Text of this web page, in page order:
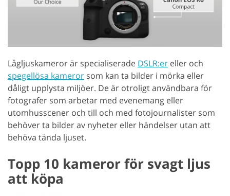
Lågljuskameror är specialiserade DSLR:er eller och
spegellösa kameror som kan ta bilder i mörka eller
dåligt upplysta miljöer. De är otroligt användbara för
fotografer som arbetar med evenemang eller
utomhusscener och till och med fotojournalister som
behöver ta bilder av nyheter eller händelser utan att
behöva tända ljuset.
Topp 10 kameror för svagt ljus
att köpa